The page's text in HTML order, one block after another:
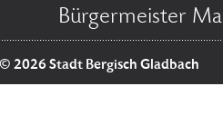
Bürgermeister
© 2026 Stadt Bergisch Gladbach